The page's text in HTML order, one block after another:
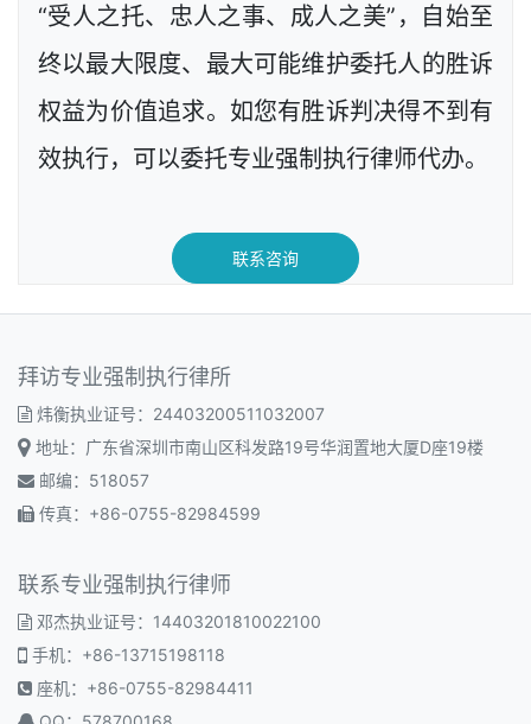
“受人之托、忠人之事、成人之美”，自始至
终以最大限度、最大可能维护委托人的胜诉
权益为价值追求。如您有胜诉判决得不到有
效执行，可以委托专业强制执行律师代办。
联系咨询
拜访专业强制执行律所
炜衡执业证号：24403200511032007
地址：广东省深圳市南山区科发路19号华润置地大厦D座19楼
邮编：518057
传真：+86-0755-82984599
联系专业强制执行律师
邓杰执业证号：14403201810022100
手机：+86-13715198118
座机：+86-0755-82984411